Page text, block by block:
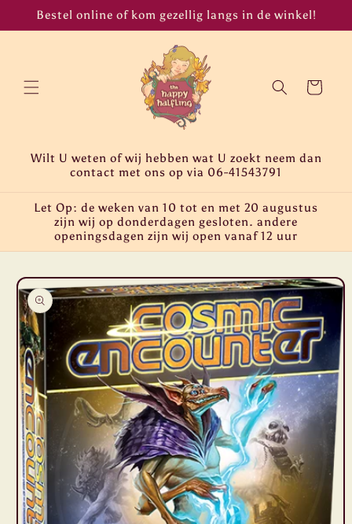
naar de
content
Bestel online of kom gezellig langs in de winkel!
Winkelwagen
Wilt U weten of wij hebben wat U zoekt neem dan
contact met ons op via 06-41543791
Let Op: de weken van 10 tot en met 20 augustus
zijn wij op donderdagen gesloten. andere
openingsdagen zijn wij open vanaf 12 uur
direct naar